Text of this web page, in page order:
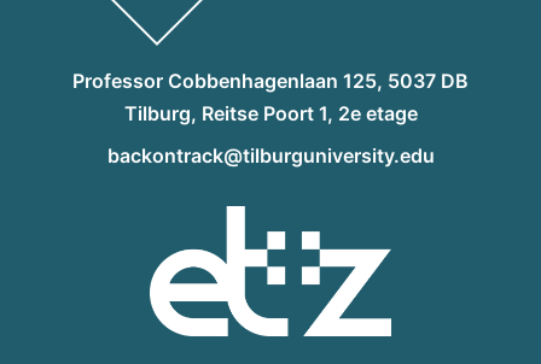
Professor Cobbenhagenlaan 125, 5037 DB
Tilburg, Reitse Poort 1, 2e etage
backontrack@tilburguniversity.edu